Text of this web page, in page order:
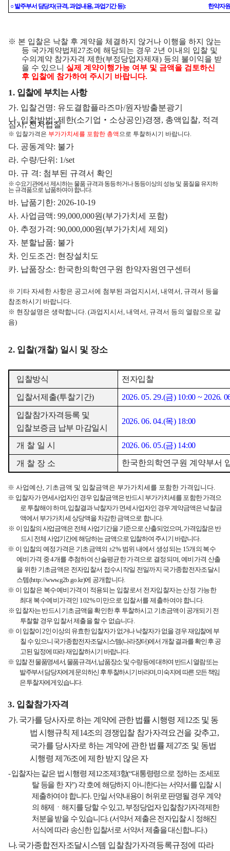
○발주부서 담당자(규격,과업내용,과업기간 등): 한약자
※ 본 입찰은 낙찰 후 계약을 체결하지 않거나 이행을 하지 않는
등 국가계약법제 27조에 해당되는 경우 2년 이내의 입찰 및
수의계약 참가자격 제한(부정당업자제재) 등의 불이익을 받
을 수 있으니 실제 계약이행가능 여부 및 금액을 검토하신
후 입찰에 참가하여 주시기 바랍니다.
1. 입찰에 부치는 사항
가. 입찰건명: 유도결합플라즈마/원자방출분광기
나.입찰방법:제한(소기업 ‧ 소상공인)경쟁, 총액입찰, 적격
심사,전자입찰
※ 입찰가격은 부가가치세를 포함한 총액으로 투찰하시기 바랍니다.
다. 공동계약: 불가
라. 수량/단위 : 1/set
마. 규 격: 첨부된 규격서 확인
※ 수요기관에서 제시하는 물품 규격과 동등하거나 동등이상의 성능 및 품질을 유지하
는 규격품으로 납품하여야 합니다.
바. 납품기한: 2026-10-19
사. 사업금액: 99,000,000원(부가가치세 포함)
아. 추정가격: 90,000,000원(부가가치세 제외 )
자. 분할납품: 불가
차. 인도조건 : 현장설치도
카. 납품장소: 한국한의학연구원 한약자원연구센터
※ 기타 자세한 사항은 공고서에 첨부된 과업지시서 , 내역서 , 규격서 등을
참조하시기 바랍니다.
※ 현장설명은 생략합니다. (과업지시서 , 내역서 , 규격서 등의 열람으로 갈
음)
2. 입찰(개찰) 일시 및 장소
입찰방식 전자입찰
입찰서제출(투찰기간) 2026. 05. 29.(금) 10:00 ~ 2026.
입찰참가자격등록 및
입찰보증금 납부 마감일시
2026. 06. 04.(목) 18:00
개 찰 일 시 2026. 06. 05.(금) 14:00
개 찰 장 소 한국한의학연구원 계약부서
※사업예산, 기초금액 및 입찰금액은 부가가치세를 포함한 가격입니다.
※ 입찰자가 면세사업자인 경우 입찰금액은 반드시 부가가치세를 포함한 가격으
로 투찰해야 하며,입찰결과 낙찰자가 면세사업자인 경우 계약금액은 낙찰금
액에서 부가가치세 상당액을 차감한 금액으로 합니다.
※ 이 입찰의 사업금액은 전체 사업기간을 기준으로 산출되었으며,가격입찰은 반
드시 전체 사업기간에 해당하는 금액으로 입찰하여 주시기 바랍니다.
※ 이 입찰의 예정가격은 기초금액의±2% 범위 내에서 생성되는 15개의 복수
예비가격 중4개를 추첨하여 산술평균한 가격으로 결정되며,예비가격 산출
을 위한 기초금액은 전자입찰서 접수시작일 전일까지 국가종합전자조달시
스템(http://www.g2b.go.kr)에 공개합니다.
※ 이 입찰은 복수예비가격이 적용되는 입찰로서 전자입찰자는 산정 가능한
최대 복수예비가격인 102%미만으로 입찰서를 제출하여야 합니다.
※ 입찰자는 반드시 기초금액을 확인한 후 투찰하시고 기초금액이 공개되기 전
투찰할 경우 입찰서 제출을 할 수 없습니다.
※ 이 입찰이 2인 이상의 유효한 입찰자가 없거나 낙찰자가 없을 경우 재입찰에 부
칠 수 있으니 국가종합전자조달시스템(나라장터)에서 개찰 결과를 확인 후 공
고된 일정에 따라 재입찰하시기 바랍니다.
※ 입찰 전 물품명세서,물품규격서,납품장소 및 수량 등에 대하여 반드시 열람 또는
발주부서 담당자에게 문의하신 후 투찰하시기 바라며,미숙지에 따른 모든 책임
은 투찰자에게 있습니다.
3. 입찰참가자격
가. 국가를 당사자로 하는 계약에 관한 법률 시행령 제 12조 및 동
법 시행규칙 제 14조의 경쟁입찰 참가자격요건을 갖추고,
국가를 당사자로 하는 계약에 관한 법률 제 27조 및 동법
시행령 제 76조에 제한 받지 않은 자
-입찰자는 같은 법 시행령 제 12조제 3항(“대통령령으로 정하는 조세포
탈 등을 한 자”) 각 호에 해당하지 아니한다는 서약서를 입찰 시
제출하여야 합니다. 만일 서약내용이 허위로 판명될 경우 계약
의 해제ㆍ해지를 당할 수 있고,부정당업자 입찰참가자격제한
처분을 받을 수 있습니다. (서약서 제출은 전자입찰 시 정해진
서식에 따라 송신한 입찰서로 서약서 제출을 대신합니다.)
나.국가종합전자조달시스템 입찰참가자격등록규정에 따라